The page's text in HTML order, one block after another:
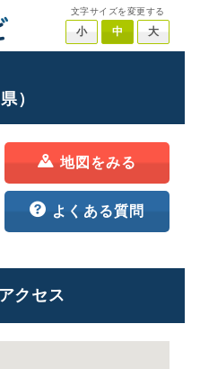
文字サイズを変更する
小 中 大
）
地図をみる
よくある質問
クセス